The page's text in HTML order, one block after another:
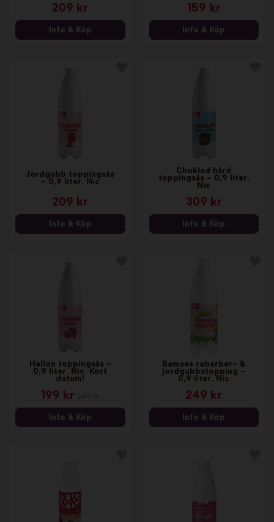
209 kr
Info & Köp
159 kr
Info & Köp
Jordgubb toppingsås
- 0,9 liter. Nic
209 kr
Info & Köp
Choklad hård
toppingsås - 0,9 liter.
Nic
309 kr
Info & Köp
Hallon toppingsås -
0,9 liter. Nic. Kort
datum!
199 kr
Info & Köp
Bamses rabarber- &
jordgubbstopping -
0,9 liter. Nic
249 kr
Info & Köp